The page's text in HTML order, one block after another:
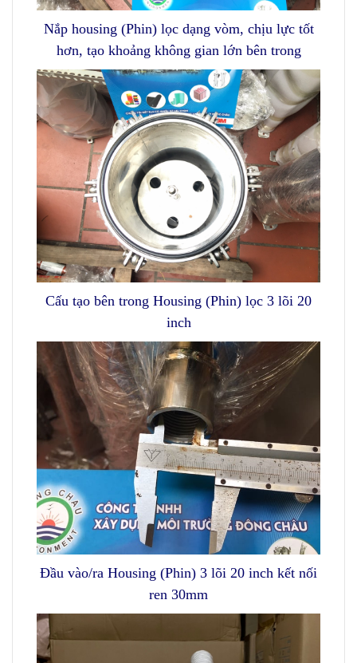
Nắp housing (Phin) lọc dạng vòm, chịu lực tốt
hơn, tạo khoảng không gian lớn bên trong
Cấu tạo bên trong Housing (Phin) lọc 3 lõi 20
inch
Đầu vào/ra Housing (Phin) 3 lõi 20 inch kết nối
ren 30mm